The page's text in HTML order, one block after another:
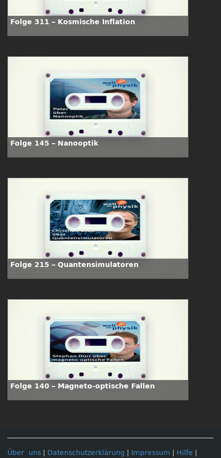
Folge 311 – Kosmische Inflation
Folge 145 – Nanooptik
Folge 215 – Quantensimulatoren
Folge 140 – Magneto-optische Fallen
Über uns Datenschutzerklärung Impressum Hilfe